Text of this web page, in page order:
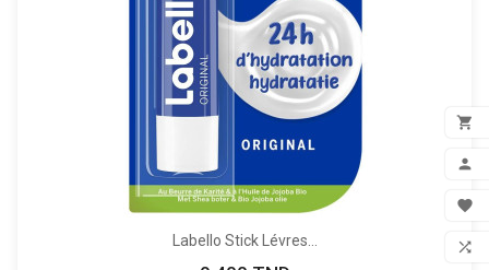




Labello Stick Lévres...